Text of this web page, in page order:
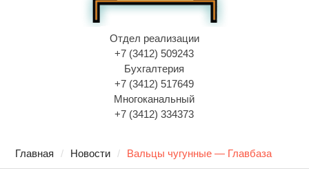
Отдел реализации
+7 (3412) 509243
Бухгалтерия
+7 (3412) 517649
Многоканальный
+7 (3412) 334373
Главная Новости Вальцы чугунные — Главбаза